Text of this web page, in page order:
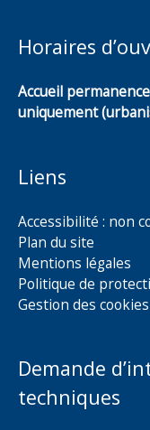
Horaires
Accueil
uniquement
Liens
Accessibilité : non
Plan du site
Mentions légales
Politique de
Gestion des cookies
Demande
techniques